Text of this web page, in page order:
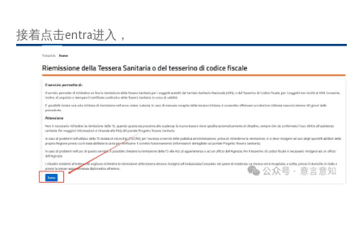
接着点击entra进入，